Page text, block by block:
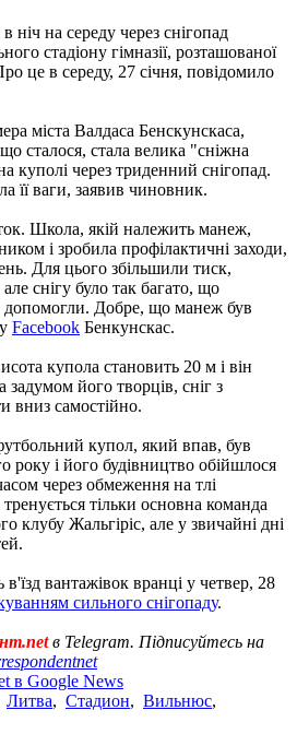
ніч на середу через снігопад
стадіону гімназії, розташованої
це в середу, 27 січня, повідомило
міста Валдаса Бенскунскаса,
сталося, стала велика "сніжна
куполі через триденний снігопад.
її ваги, заявив чиновник.
Школа, якій належить манеж,
і зробила профілактичні заходи,
Для цього збільшили тиск,
снігу було так багато, що
допомогли. Добре, що манеж був
Facebook Бенкунскас.
купола становить 20 м і він
задумом його творців, сніг з
вниз самостійно.
купол, який впав, був
року і його будівництво обійшлося
через обмеження на тлі
тренується тільки основна команда
клубу Жальгіріс, але у звичайні дні
вантажівок вранці у четвер, 28
сильного снігопаду.
в Telegram. Підписуйтесь на
в Google News
Литва, Стадион, Вильнюс,